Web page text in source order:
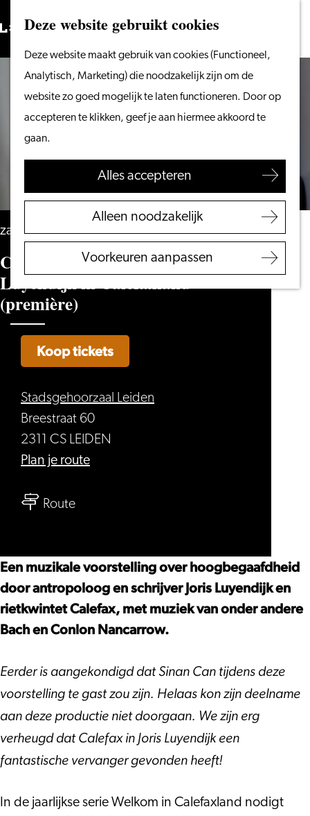
Deze website gebruikt cookies
Deze website maakt gebruik van cookies (Functioneel,
Analytisch, Marketing) die noodzakelijk zijn om de
website zo goed mogelijk te laten functioneren. Door op
accepteren te klikken, geef je aan hiermee akkoord te
gaan.
Alles accepteren
Alleen noodzakelijk
Voorkeuren aanpassen
Ga
naar
homepage
Menu
ZoekenVanaf het water
wandelen
Winkelen
Eten & drinken
Met kinderen
VVV Leiden
Bereikbaarheid
Regio Leiden
Zoeken
zaterdag 3 april 2027
Calefax & Joris Luyendijk – Joris
Luyendijk in Calefaxland
(première)
Stadsgehoorzaal Leiden
Breestraat 60
2311 CS LEIDEN
Plan je routenaar
–
Joris
Luyendijk
in
(première)
Routenaar
Joris
Luyendijk
–
Joris
in
Calefaxland
(première)
Koop tickets
Een muzikale voorstelling over hoogbegaafdheid
door antropoloog en schrijver Joris Luyendijk en
rietkwintet Calefax, met muziek van onder andere
Bach en Conlon Nancarrow.
Eerder is aangekondigd dat Sinan Can tijdens deze
voorstelling te gast zou zijn. Helaas kon zijn deelname
aan deze productie niet doorgaan. We zijn erg
verheugd dat Calefax in Joris Luyendijk een
fantastische vervanger gevonden heeft!
In de jaarlijkse serie Welkom in Calefaxland nodigt